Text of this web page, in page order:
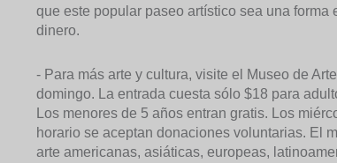
que este popular paseo artístico sea una
dinero.
- Para más arte y cultura, visite el Museo de
domingo. La entrada cuesta sólo $18 para
Los menores de 5 años entran gratis. Los
horario se aceptan donaciones voluntarias. El
arte americanas, asiáticas, europeas,